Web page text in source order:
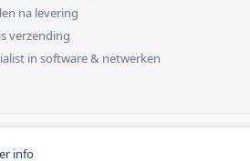
info
na levering
verzending
in software & netwerken
vermeld.